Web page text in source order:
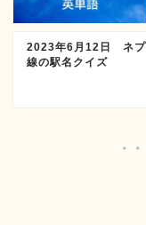
2023年6月12日 ネ
線の駅名クイズ